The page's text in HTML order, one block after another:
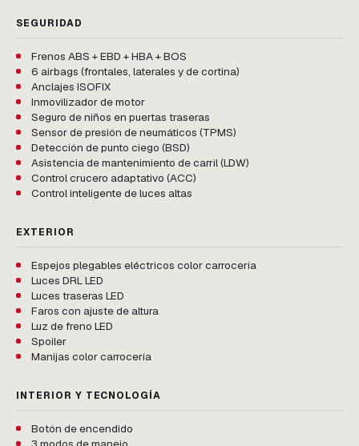
SEGURIDAD
Frenos ABS + EBD + HBA + BOS
6 airbags (frontales, laterales y de cortina)
Anclajes ISOFIX
Inmovilizador de motor
Seguro de niños en puertas traseras
Sensor de presión de neumáticos (TPMS)
Detección de punto ciego (BSD)
Asistencia de mantenimiento de carril (LDW)
Control crucero adaptativo (ACC)
Control inteligente de luces altas
EXTERIOR
Espejos plegables eléctricos color carrocería
Luces DRL LED
Luces traseras LED
Faros con ajuste de altura
Luz de freno LED
Spoiler
Manijas color carrocería
INTERIOR Y TECNOLOGÍA
Botón de encendido